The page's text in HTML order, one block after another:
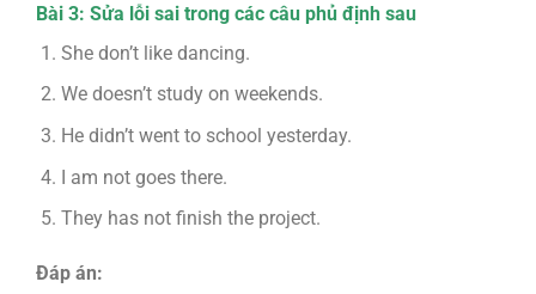
Bài 3: Sửa lỗi sai trong các câu phủ định sau
She don’t like dancing.
We doesn’t study on weekends.
He didn’t went to school yesterday.
I am not goes there.
They has not finish the project.
Đáp án: